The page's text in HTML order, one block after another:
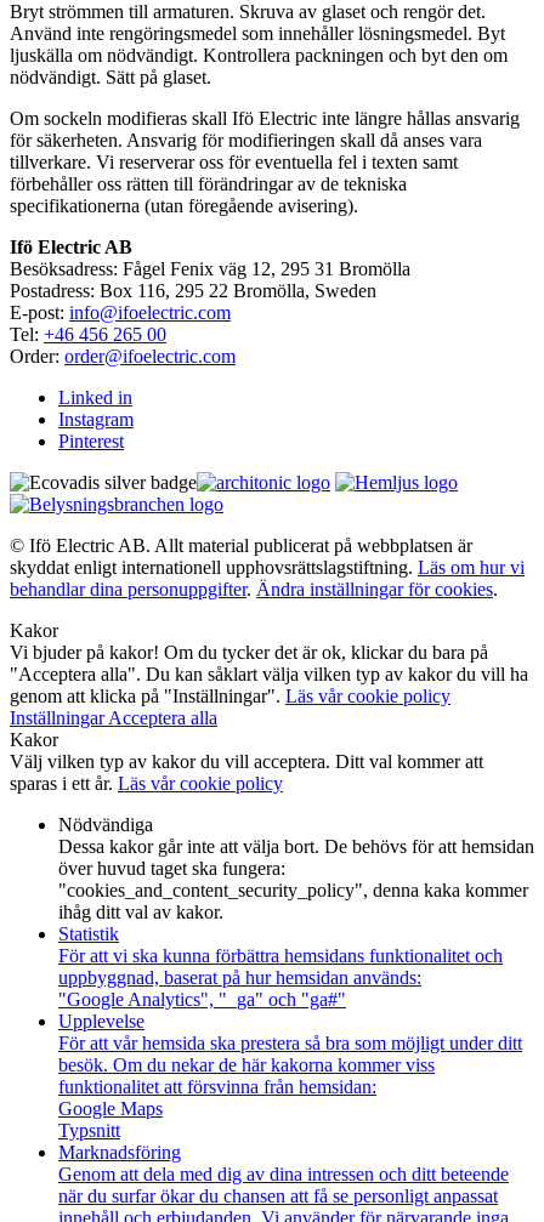
Bryt strömmen till armaturen. Skruva av glaset och rengör det.
Använd inte rengöringsmedel som innehåller lösningsmedel. Byt
ljuskälla om nödvändigt. Kontrollera packningen och byt den om
nödvändigt. Sätt på glaset.
Om sockeln modifieras skall Ifö Electric inte längre hållas ansvarig
för säkerheten. Ansvarig för modifieringen skall då anses vara
tillverkare. Vi reserverar oss för eventuella fel i texten samt
förbehåller oss rätten till förändringar av de tekniska
specifikationerna (utan föregående avisering).
Ifö Electric AB
Besöksadress: Fågel Fenix väg 12, 295 31 Bromölla
Postadress: Box 116, 295 22 Bromölla, Sweden
E-post: info@ifoelectric.com
Tel: +46 456 265 00
Order: order@ifoelectric.com
Linked in
Instagram
Pinterest
© Ifö Electric AB. Allt material publicerat på webbplatsen är
skyddat enligt internationell upphovsrättslagstiftning. Läs om hur vi
behandlar dina personuppgifter. Ändra inställningar för cookies.
Kakor
Vi bjuder på kakor! Om du tycker det är ok, klickar du bara på
"Acceptera alla". Du kan såklart välja vilken typ av kakor du vill ha
genom att klicka på "Inställningar". Läs vår cookie policy
InställningarAcceptera alla
Kakor
Välj vilken typ av kakor du vill acceptera. Ditt val kommer att
sparas i ett år. Läs vår cookie policy
Nödvändiga
Dessa kakor går inte att välja bort. De behövs för att hemsidan
över huvud taget ska fungera:
"cookies_and_content_security_policy", denna kaka kommer
ihåg ditt val av kakor.
Statistik
För att vi ska kunna förbättra hemsidans funktionalitet och
uppbyggnad, baserat på hur hemsidan används:
"Google Analytics", "_ga" och "ga#"
Upplevelse
För att vår hemsida ska prestera så bra som möjligt under ditt
besök. Om du nekar de här kakorna kommer viss
funktionalitet att försvinna från hemsidan:
Google Maps
Typsnitt
Marknadsföring
Genom att dela med dig av dina intressen och ditt beteende
när du surfar ökar du chansen att få se personligt anpassat